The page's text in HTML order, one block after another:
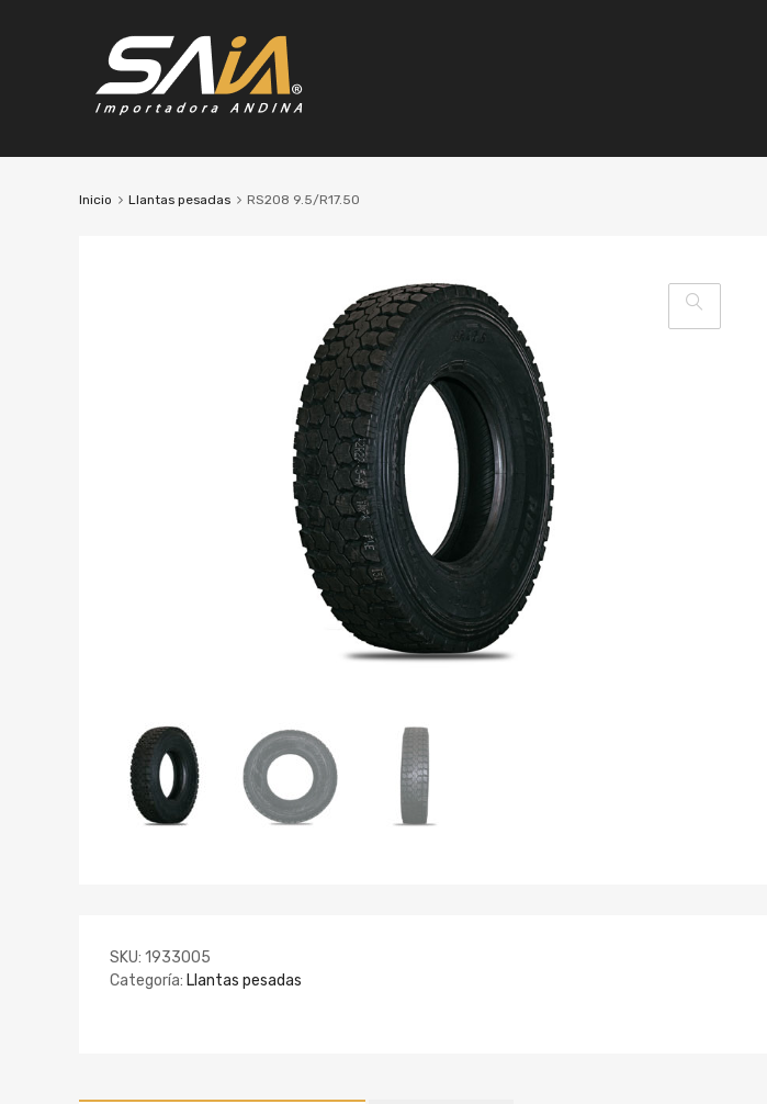
Inicio Llantas pesadas RS208 9.5/R17.50
SKU: 1933005
Categoría: Llantas pesadas